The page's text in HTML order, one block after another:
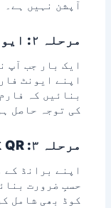
آپشن نہیں ہے۔
مرحلہ ۲: ایونٹ فیڈبیک فارم بنائیں
ایک بار جب آپ
اپنے ایونٹ
بنائیں کہ
کی توجہ حاصل
مرحلہ ۳: QR کوڈ کو حسبِ ضرورت بنائیں
اپنے برانڈ کے
کوڈ بھی شامل